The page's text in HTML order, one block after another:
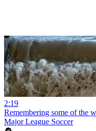
2:19
Remembering some of the
Major League Soccer